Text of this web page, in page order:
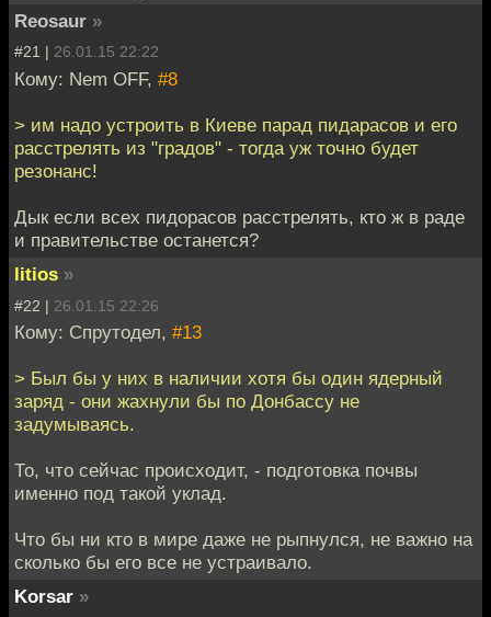
Reosaur »
#21 | 26.01.15 22:22
Кому: Nem OFF, #8
> им надо устроить в Киеве парад пидарасов и его
расстрелять из "градов" - тогда уж точно будет
резонанс!
Дык если всех пидорасов расстрелять, кто ж в раде
и правительстве останется?
litios »
#22 | 26.01.15 22:26
Кому: Спрутодел, #13
> Был бы у них в наличии хотя бы один ядерный
заряд - они жахнули бы по Донбассу не
задумываясь.
То, что сейчас происходит, - подготовка почвы
именно под такой уклад.
Что бы ни кто в мире даже не рыпнулся, не важно на
сколько бы его все не устраивало.
Korsar »